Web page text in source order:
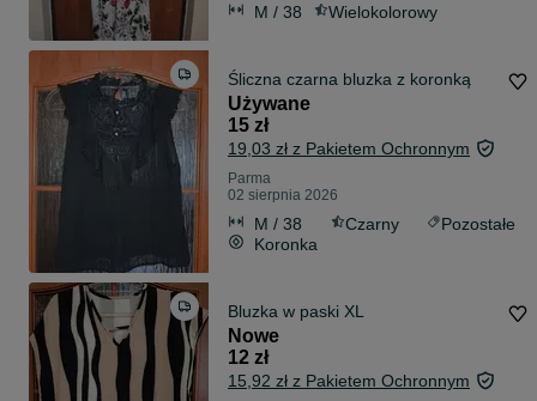
M / 38 Wielokolorowy
Śliczna czarna bluzka z koronką
Używane
15 zł
19,03 zł z Pakietem Ochronnym
Parma
02 sierpnia 2026
M / 38 Czarny
Pozostałe
Koronka
Bluzka w paski XL
Nowe
12 zł
15,92 zł z Pakietem Ochronnym